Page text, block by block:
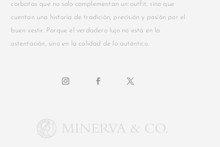
corbatas que no solo complementan un outfit, sino que
cuentan una historia de tradición, precisión y pasión por el
buen vestir. Porque el verdadero lujo no está en la
ostentación, sino en la calidad de lo auténtico.